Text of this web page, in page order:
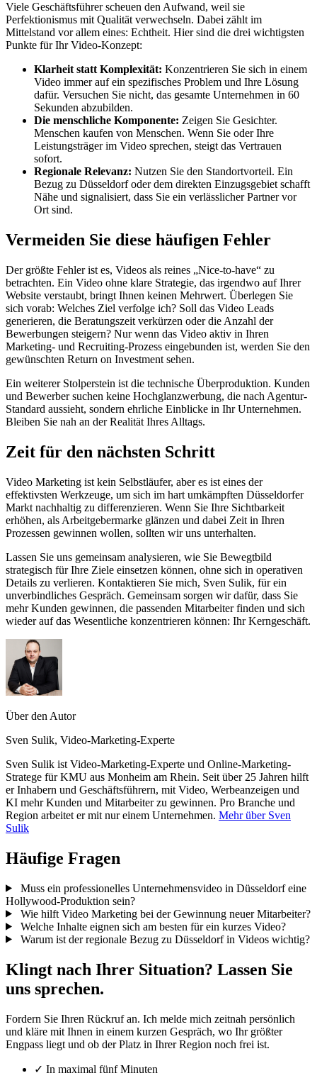
Viele Geschäftsführer scheuen den Aufwand, weil sie
Perfektionismus mit Qualität verwechseln. Dabei zählt im
Mittelstand vor allem eines: Echtheit. Hier sind die drei wichtigsten
Punkte für Ihr Video-Konzept:
Klarheit statt Komplexität: Konzentrieren Sie sich in einem
Video immer auf ein spezifisches Problem und Ihre Lösung
dafür. Versuchen Sie nicht, das gesamte Unternehmen in 60
Sekunden abzubilden.
Die menschliche Komponente: Zeigen Sie Gesichter.
Menschen kaufen von Menschen. Wenn Sie oder Ihre
Leistungsträger im Video sprechen, steigt das Vertrauen
sofort.
Regionale Relevanz: Nutzen Sie den Standortvorteil. Ein
Bezug zu Düsseldorf oder dem direkten Einzugsgebiet schafft
Nähe und signalisiert, dass Sie ein verlässlicher Partner vor
Ort sind.
Vermeiden Sie diese häufigen Fehler
Der größte Fehler ist es, Videos als reines „Nice-to-have“ zu
betrachten. Ein Video ohne klare Strategie, das irgendwo auf Ihrer
Website verstaubt, bringt Ihnen keinen Mehrwert. Überlegen Sie
sich vorab: Welches Ziel verfolge ich? Soll das Video Leads
generieren, die Beratungszeit verkürzen oder die Anzahl der
Bewerbungen steigern? Nur wenn das Video aktiv in Ihren
Marketing- und Recruiting-Prozess eingebunden ist, werden Sie den
gewünschten Return on Investment sehen.
Ein weiterer Stolperstein ist die technische Überproduktion. Kunden
und Bewerber suchen keine Hochglanzwerbung, die nach Agentur-
Standard aussieht, sondern ehrliche Einblicke in Ihr Unternehmen.
Bleiben Sie nah an der Realität Ihres Alltags.
Zeit für den nächsten Schritt
Video Marketing ist kein Selbstläufer, aber es ist eines der
effektivsten Werkzeuge, um sich im hart umkämpften Düsseldorfer
Markt nachhaltig zu differenzieren. Wenn Sie Ihre Sichtbarkeit
erhöhen, als Arbeitgebermarke glänzen und dabei Zeit in Ihren
Prozessen gewinnen wollen, sollten wir uns unterhalten.
Lassen Sie uns gemeinsam analysieren, wie Sie Bewegtbild
strategisch für Ihre Ziele einsetzen können, ohne sich in operativen
Details zu verlieren. Kontaktieren Sie mich, Sven Sulik, für ein
unverbindliches Gespräch. Gemeinsam sorgen wir dafür, dass Sie
mehr Kunden gewinnen, die passenden Mitarbeiter finden und sich
wieder auf das Wesentliche konzentrieren können: Ihr Kerngeschäft.
Über den Autor
Sven Sulik, Video-Marketing-Experte
Sven Sulik ist Video-Marketing-Experte und Online-Marketing-
Stratege für KMU aus Monheim am Rhein. Seit über 25 Jahren hilft
er Inhabern und Geschäftsführern, mit Video, Werbeanzeigen und
KI mehr Kunden und Mitarbeiter zu gewinnen. Pro Branche und
Region arbeitet er mit nur einem Unternehmen. Mehr über Sven
Sulik
Häufige Fragen
Muss ein professionelles Unternehmensvideo in Düsseldorf eine
Hollywood-Produktion sein?
Wie hilft Video Marketing bei der Gewinnung neuer Mitarbeiter?
Welche Inhalte eignen sich am besten für ein kurzes Video?
Warum ist der regionale Bezug zu Düsseldorf in Videos wichtig?
Klingt nach Ihrer Situation? Lassen Sie
uns sprechen.
Fordern Sie Ihren Rückruf an. Ich melde mich zeitnah persönlich
und kläre mit Ihnen in einem kurzen Gespräch, wo Ihr größter
Engpass liegt und ob der Platz in Ihrer Region noch frei ist.
✓ In maximal fünf Minuten